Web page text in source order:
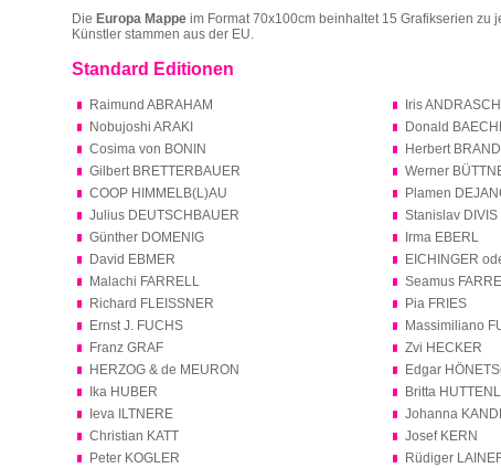
Die Europa Mappe im Format 70x100cm beinhaltet 15 Grafikserien zu
Künstler stammen aus der EU.
Standard Editionen
Raimund ABRAHAM
Iris
Nobujoshi ARAKI
Donald
Cosima von BONIN
Herbert
Gilbert BRETTERBAUER
Werner
COOP HIMMELB(L)AU
Plamen
Julius DEUTSCHBAUER
Stanislav DIVIS
Günther DOMENIG
Irma EBERL
David EBMER
EICHINGER
Malachi FARRELL
Seamus
Richard FLEISSNER
Pia FRIES
Ernst J. FUCHS
Massimiliano
Franz GRAF
Zvi HECKER
HERZOG & de MEURON
Edgar
Ika HUBER
Britta
Ieva ILTNERE
Johanna
Christian KATT
Josef KERN
Peter KOGLER
Rüdiger